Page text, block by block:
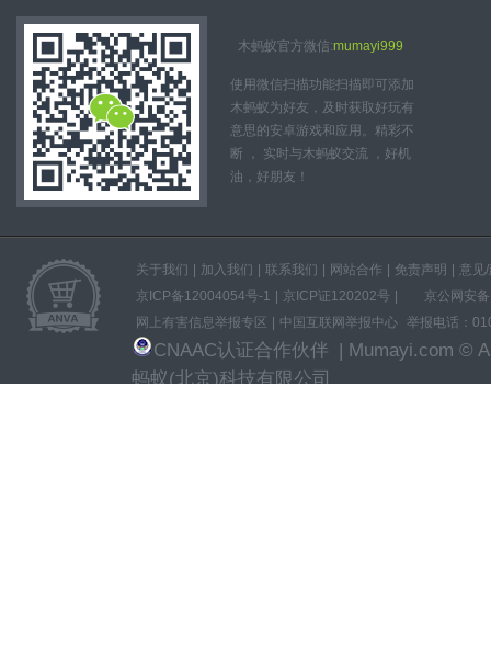
木蚂蚁官方微信:mumayi999
使用微信扫描功能扫描即可添加
木蚂蚁为好友，及时获取好玩有
意思的安卓游戏和应用。精彩不
断 ， 实时与木蚂蚁交流 ，好机
油，好朋友！
关于我们 加入我们 联系我们 网站合作 免责声明
意见
京ICP备12004054号-1
京ICP证120202号
京公网安
网上有害信息举报专区
中国互联网举报中心 举报电话：
CNAAC认证合作伙伴 | Mumayi.com ©
蚂蚁(北京)科技有限公司